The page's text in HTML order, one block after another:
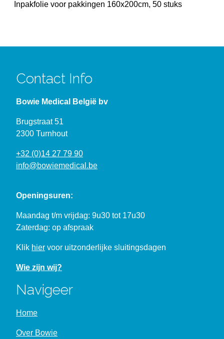
Inpakfolie voor pakkingen 160x200cm, 50 stuks
Contact Info
Bowie Medical België bv
Brugstraat 51
2300 Turnhout
+32 (0)14 27 79 90
info@bowiemedical.be
Openingsuren:
Maandag t/m vrijdag: 9u30 tot 17u30
Zaterdag: op afspraak
Klik hier voor uitzonderlijke sluitingsdagen
Wie zijn wij?
Navigeer
Home
Over Bowie